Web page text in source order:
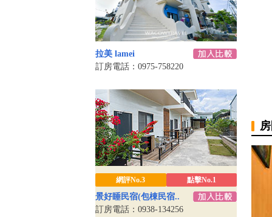
拉美 lamei
訂房電話：0975-758220
網評No.3 點擊No.1
景好睡民宿(包棟民宿..
訂房電話：0938-134256